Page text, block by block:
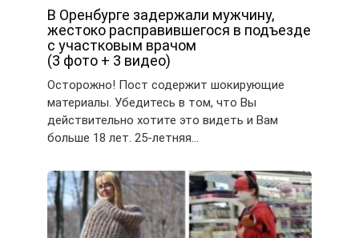
В Оренбурге задержали мужчину,
жестоко расправившегося в подъезде
с участковым врачом
(3 фото + 3 видео)
Осторожно! Пост содержит шокирующие
материалы. Убедитесь в том, что Вы
действительно хотите это видеть и Вам
больше 18 лет. 25-летняя…